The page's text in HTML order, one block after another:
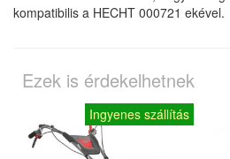
kompatibilis a HECHT 000721 ekével.
Ezek is érdekelhetnek
Ingyenes szállítás